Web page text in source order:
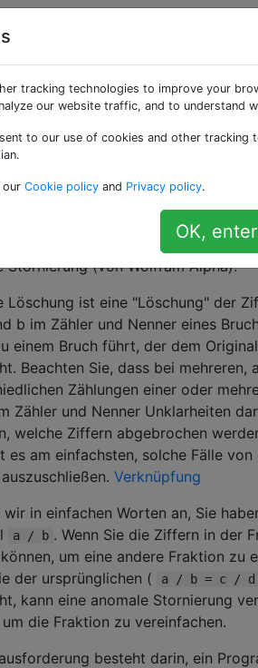
Golf
Bruch durch
Stornierung
werden?
Stornierung (von Wolfram Alpha):
Löschung ist eine "Löschung" der
b im Zähler und Nenner eines
einem Bruch führt, der dem Original
Beachten Sie, dass bei mehreren,
Zählungen einer oder
Zähler und Nenner Unklarheiten
welche Ziffern abgebrochen
es am einfachsten, solche Fälle von
Verknüpfung
wir in einfachen Worten an, Sie
a / b . Wenn Sie die Ziffern in der
um eine andere Fraktion zu
der ursprünglichen ( a / b = c / d
kann eine anomale Stornierung
die Fraktion zu vereinfachen.
besteht darin, ein
tracking technologies to improve your
our website traffic, and to understand
to our use of cookies and other
our Cookie policy and Privacy policy.
OK,